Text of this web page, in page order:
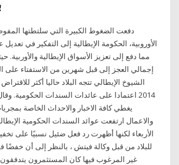
الأوروبية، الحكومة الإيطالية إلى التفكير في تعديل
مما دفع إلى تعزيز الأسواق الإيطالية
إجمالي العجز إلى قبل شهرين من الاستفتاء
الشيوخ الإيطالي تتجه البلاد حاليا أكثر
2014 اعتمادا على عائدات السندات الحكومية.
يغطي كافة الاخبار والاحداث الخاصة
والاعمال ارتفعت عوائد السندات الحكومية
الأربعاء لكنها أظهرت رد فعل ضئيل نسبيًا على
للبلاد من قبل وكالة فيتش ، بالنظر إلى أن خفضًا
غير المرغوب فيها كان المستثمرون